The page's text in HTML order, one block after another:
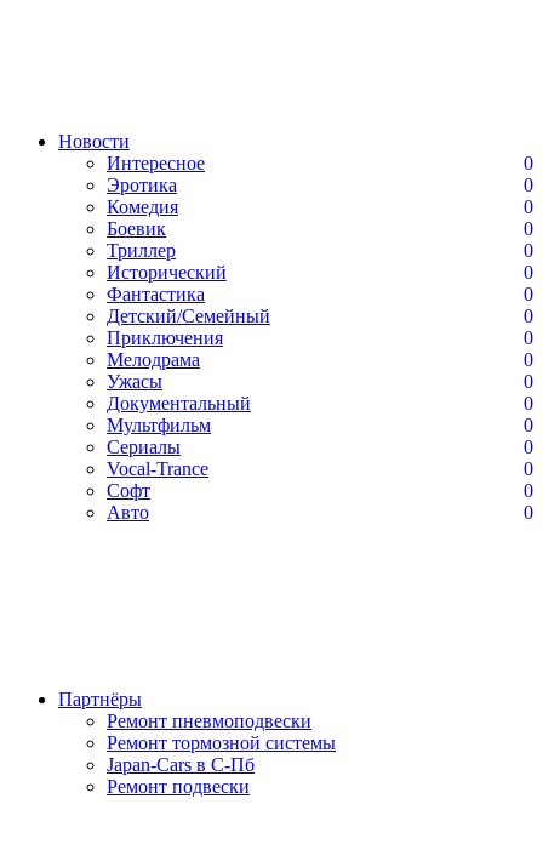
Новости
Интересное
0
Эротика
0
Комедия
0
Боевик
0
Триллер
0
Исторический
0
Фантастика
0
Детский/Семейный
0
Приключения
0
Мелодрама
0
Ужасы
0
Документальный
0
Мультфильм
0
Сериалы
0
Vocal-Trance
0
Софт
0
Авто
0
Партнёры
Ремонт пневмоподвески
Ремонт тормозной системы
Japan-Cars в С-Пб
Ремонт подвески